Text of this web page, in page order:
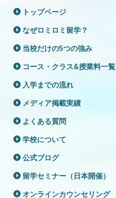
トップページ
なぜロミロミ留学？
当校だけの5つの強み
コース・クラス&授業料一覧
入学までの流れ
メディア掲載実績
よくある質問
学校について
公式ブログ
留学セミナー（日本開催）
オンラインカウンセリング